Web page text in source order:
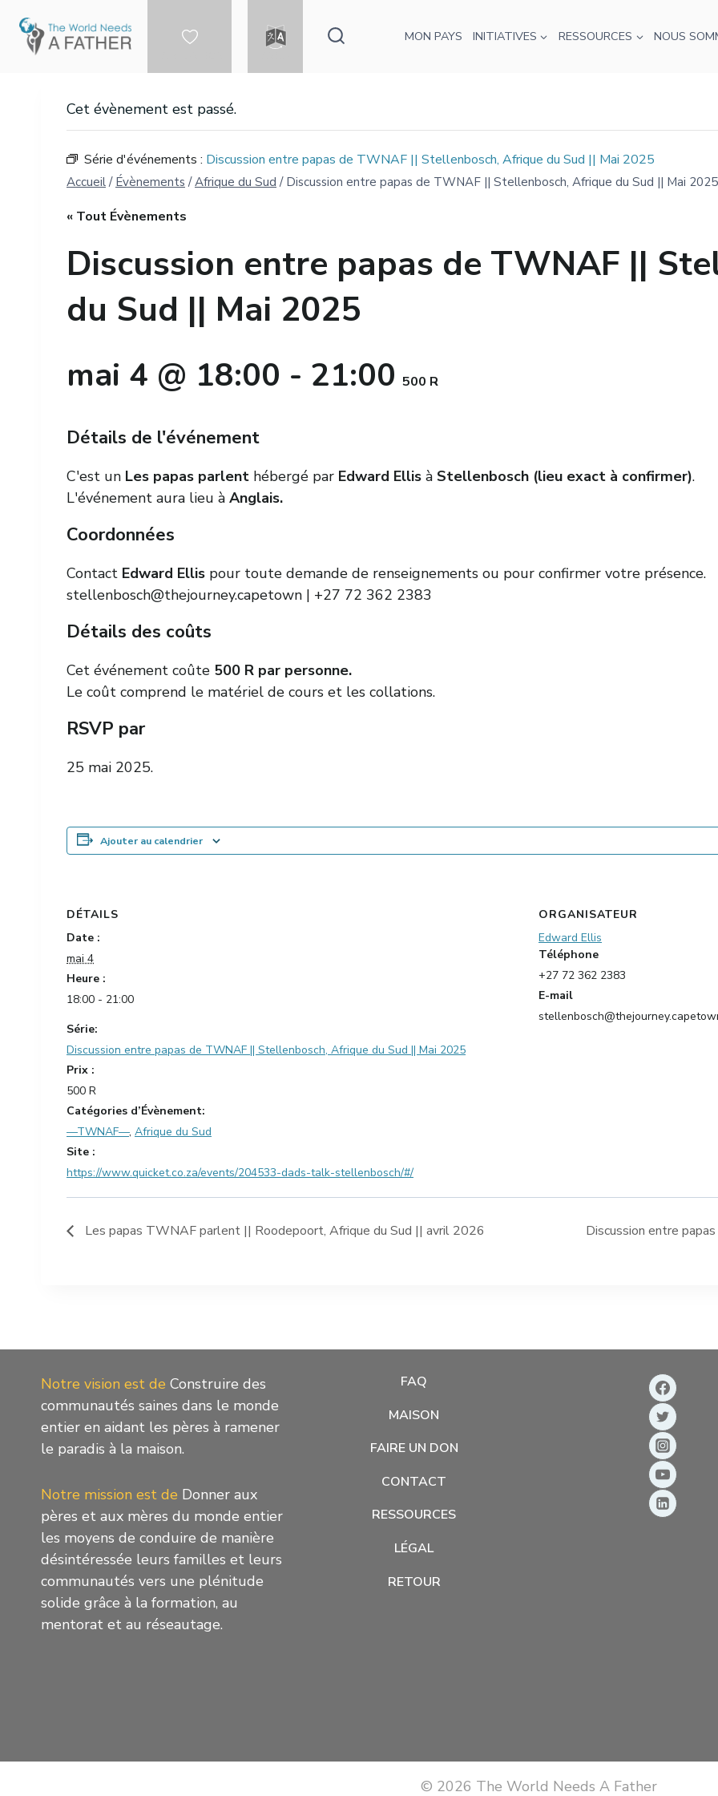
contenu
MON PAYS INITIATIVES RESSOURCES NOUS
Cet évènement est passé.
Série d'événements : Discussion entre papas de TWNAF || Stellenbosch, Afrique du Sud || Mai 2025
Accueil / Évènements / Afrique du Sud / Discussion entre papas de TWNAF || Stellenbosch, Afrique du Sud || Mai 2025
« Tout Évènements
Discussion entre papas de TWNAF ||
du Sud || Mai 2025
mai 4 @ 18:00 - 21:00 500 R
Détails de l'événement
C'est un Les papas parlent hébergé par Edward Ellis à Stellenbosch (lieu exact à confirmer).
L'événement aura lieu à Anglais.
Coordonnées
Contact Edward Ellis pour toute demande de renseignements ou pour confirmer votre présence.
stellenbosch@thejourney.capetown | +27 72 362 2383
Détails des coûts
Cet événement coûte 500 R par personne.
Le coût comprend le matériel de cours et les collations.
RSVP par
25 mai 2025.
Ajouter au calendrier
DÉTAILS
Date :
mai 4
Heure :
18:00 - 21:00
Série:
Discussion entre papas de TWNAF || Stellenbosch, Afrique du Sud || Mai 2025
Prix :
500 R
Catégories d’Évènement:
—TWNAF—, Afrique du Sud
Site :
https://www.quicket.co.za/events/204533-dads-talk-stellenbosch/#/
ORGANISATEUR
Edward Ellis
Téléphone
+27 72 362 2383
E-mail
Les papas TWNAF parlent || Roodepoort, Afrique du Sud || avril 2026 Discussion entre
Notre vision est de Construire des
communautés saines dans le monde
entier en aidant les pères à ramener
le paradis à la maison.
Notre mission est de Donner aux
pères et aux mères du monde entier
les moyens de conduire de manière
désintéressée leurs familles et leurs
communautés vers une plénitude
solide grâce à la formation, au
mentorat et au réseautage.
FAQ
MAISON
FAIRE UN DON
CONTACT
RESSOURCES
LÉGAL
RETOUR
© 2026 The World Needs A Father